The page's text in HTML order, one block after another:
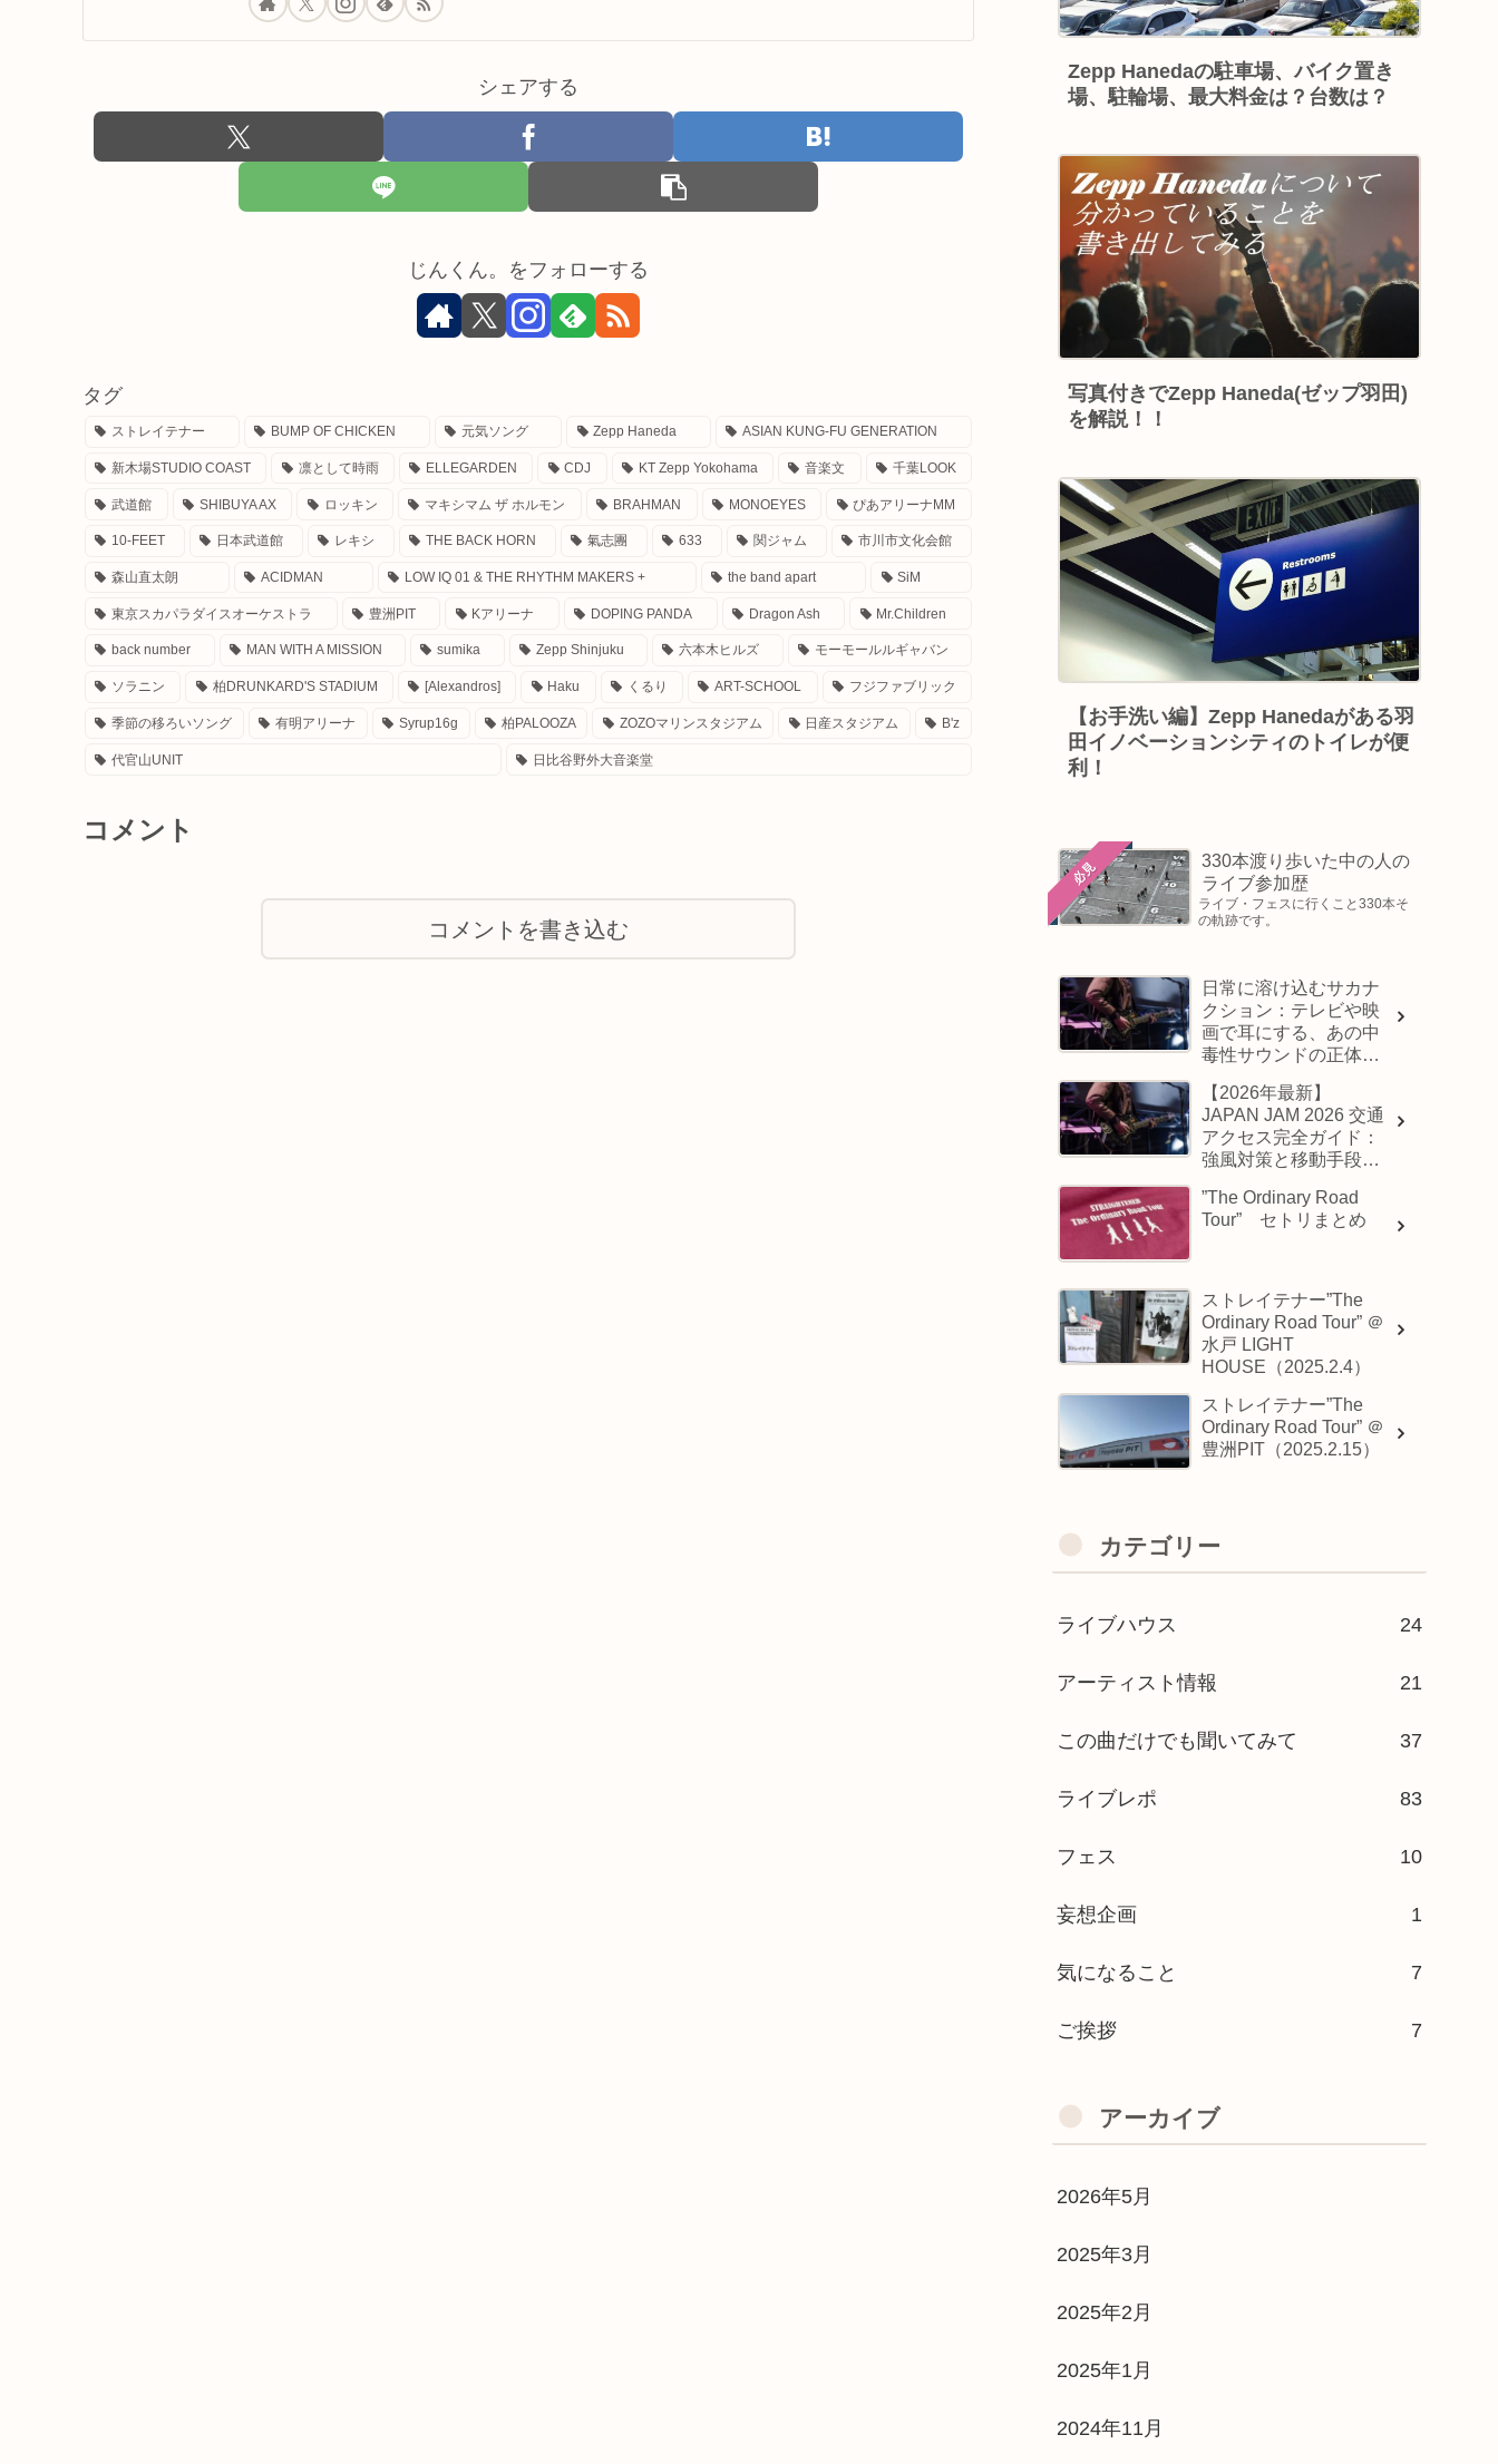
シェアする
じんくん。をフォローする
タグ
ストレイテナー BUMP OF CHICKEN 元気ソング Zepp Haneda ASIAN KUNG-FU GENERATION
新木場STUDIO COAST 凛として時雨 ELLEGARDEN CDJ KT Zepp Yokohama 音楽文 千葉LOOK
武道館 SHIBUYA AX ロッキン マキシマム ザ ホルモン BRAHMAN MONOEYES ぴあアリーナMM
10-FEET 日本武道館 レキシ THE BACK HORN 氣志團 633 関ジャム 市川市文化会館
森山直太朗 ACIDMAN LOW IQ 01 & THE RHYTHM MAKERS + the band apart SiM
東京スカパラダイスオーケストラ 豊洲PIT Kアリーナ DOPING PANDA Dragon Ash Mr.Children
back number MAN WITH A MISSION sumika Zepp Shinjuku 六本木ヒルズ モーモールルギャバン
ソラニン 柏DRUNKARD'S STADIUM [Alexandros] Haku くるり ART-SCHOOL フジファブリック
季節の移ろいソング 有明アリーナ Syrup16g 柏PALOOZA ZOZOマリンスタジアム 日産スタジアム B'z
代官山UNIT 日比谷野外大音楽堂
コメント
コメントを書き込む
Zepp Hanedaの駐車場、バイク置き
場、駐輪場、最大料金は？台数は？
写真付きでZepp Haneda(ゼップ羽田)
を解説！！
【お手洗い編】Zepp Hanedaがある羽
田イノベーションシティのトイレが便
利！
必見
330本渡り歩いた中の人の
ライブ参加歴
ライブ・フェスに行くこと330本そ
の軌跡です。
日常に溶け込むサカナ
クション：テレビや映
画で耳にする、あの中
毒性サウンドの正体と
【2026年最新】
JAPAN JAM 2026 交通
アクセス完全ガイド：
強風対策と移動手段の
”The Ordinary Road
Tour” セトリまとめ
ストレイテナー”The
Ordinary Road Tour” ＠
水戸 LIGHT
HOUSE（2025.2.4）
ストレイテナー”The
Ordinary Road Tour” ＠
豊洲PIT（2025.2.15）
カテゴリー
ライブハウス 24
アーティスト情報 21
この曲だけでも聞いてみて 37
ライブレポ 83
フェス 10
妄想企画 1
気になること 7
ご挨拶 7
アーカイブ
2026年5月
2025年3月
2025年2月
2025年1月
2024年11月